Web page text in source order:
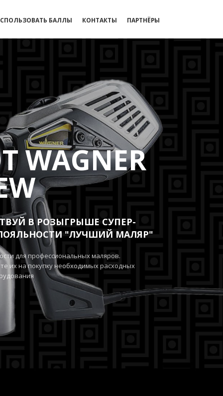
БАЛЛЫ КОНТАКТЫ ПАРТНЁРЫ
WAGNER
В РОЗЫГРЫШЕ СУПЕР-
"ЛУЧШИЙ МАЛЯР"
для профессиональных маляров.
их на покупку необходимых расходных